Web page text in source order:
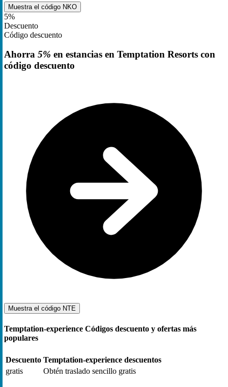
Muestra el código NKO
5%
Descuento
Código descuento
Ahorra 5% en estancias en Temptation Resorts con
código descuento
Muestra el código NTE
Temptation-experience Códigos descuento y ofertas más
populares
Descuento Temptation-experience descuentos
gratis
Obtén traslado sencillo gratis